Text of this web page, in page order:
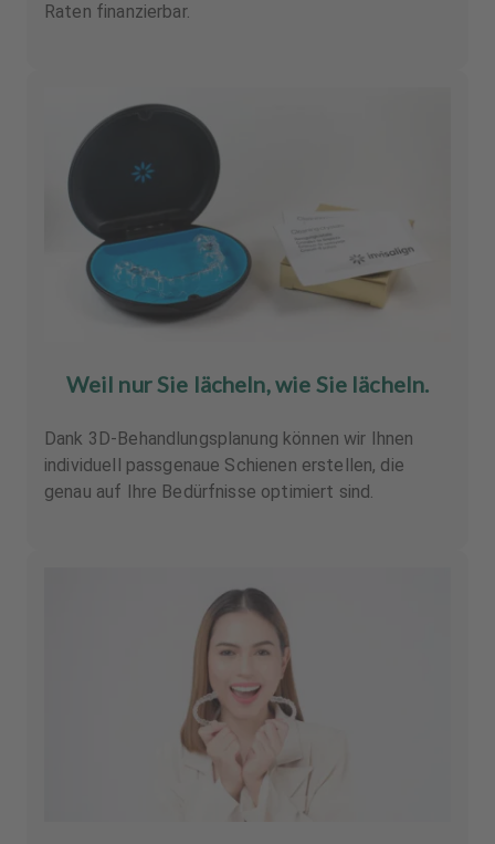
Raten finanzierbar.
Weil nur Sie lächeln, wie Sie lächeln.
Dank 3D-Behandlungsplanung können wir Ihnen
individuell passgenaue Schienen erstellen, die
genau auf Ihre Bedürfnisse optimiert sind.